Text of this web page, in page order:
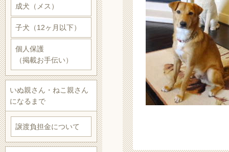
成犬（メス）
子犬（12ヶ月以下）
個人保護
（掲載お手伝い）
いぬ親さん・ねこ親さん
になるまで
譲渡負担金について